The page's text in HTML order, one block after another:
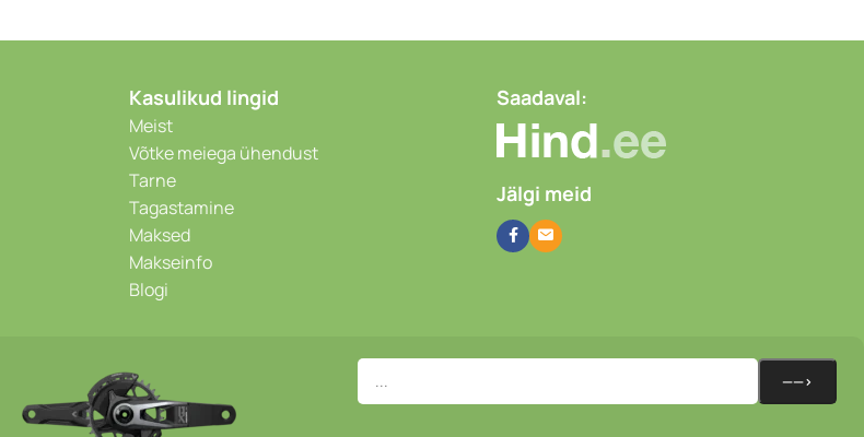
Kasulikud lingid
Meist
Võtke meiega ühendust
Tarne
Tagastamine
Maksed
Makseinfo
Blogi
Saadaval:
Jälgi meid